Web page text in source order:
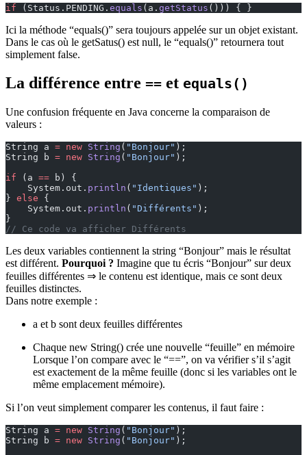
if (Status.PENDING. equals (a. getStatus ())) { }
Ici la méthode “equals()” sera toujours appelée sur un objet existant.
Dans le cas où le getSatus() est null, le “equals()” retournera tout
simplement false.
La différence entre == et equals()
Une confusion fréquente en Java concerne la comparaison de
valeurs :
String a = new String ( "Bonjour" );
String b = new String ( "Bonjour" );
if (a == b) {
    System.out.
println ( "Identiques" );
} else {
    System.out.
println ( "Différents" );
}
// Ce code va afficher Différents
Les deux variables contiennent la string “Bonjour” mais le résultat
est différent. Pourquoi ? Imagine que tu écris “Bonjour” sur deux
feuilles différentes ⇒ le contenu est identique, mais ce sont deux
feuilles distinctes.
Dans notre exemple :
a et b sont deux feuilles différentes
Chaque new String() crée une nouvelle “feuille” en mémoire
Lorsque l’on compare avec le “==”, on va vérifier s’il s’agit
est exactement de la même feuille (donc si les variables ont le
même emplacement mémoire).
Si l’on veut simplement comparer les contenus, il faut faire :
String a = new String ( "Bonjour" );
String b = new String ( "Bonjour" );